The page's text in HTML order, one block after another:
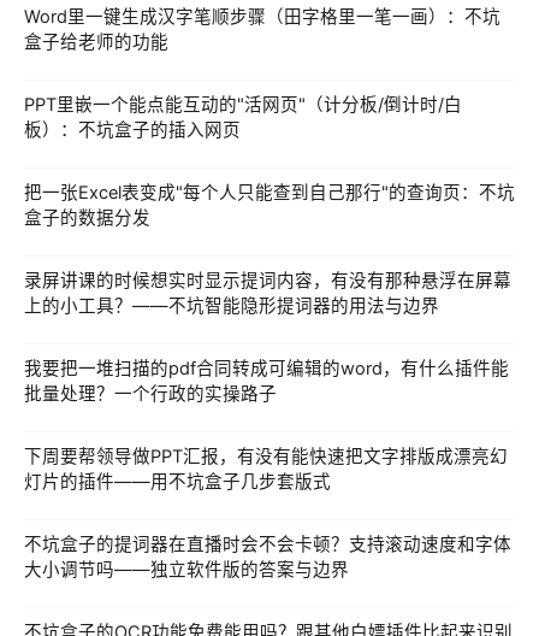
Word里一键生成汉字笔顺步骤（田字格里一笔一画）：不坑
盒子给老师的功能
PPT里嵌一个能点能互动的"活网页"（计分板/倒计时/白
板）：不坑盒子的插入网页
把一张Excel表变成"每个人只能查到自己那行"的查询页：不坑
盒子的数据分发
录屏讲课的时候想实时显示提词内容，有没有那种悬浮在屏幕
上的小工具？——不坑智能隐形提词器的用法与边界
我要把一堆扫描的pdf合同转成可编辑的word，有什么插件能
批量处理？一个行政的实操路子
下周要帮领导做PPT汇报，有没有能快速把文字排版成漂亮幻
灯片的插件——用不坑盒子几步套版式
不坑盒子的提词器在直播时会不会卡顿？支持滚动速度和字体
大小调节吗——独立软件版的答案与边界